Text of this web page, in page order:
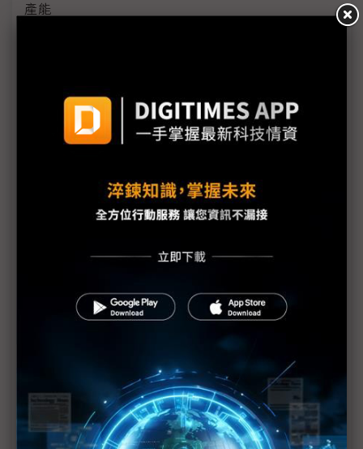
產能
川普10萬美元H-1B簽證費用爭議延燒 美國商會提起
如何綁住晶圓代工龍頭手腳
從DeepSeek到H200鬆綁 盤點NVIDIA 2025年十大
H200效能翻6倍、價格增3成 NVIDIA「清庫存」仍
讓中國動心
豐田目標2026全球生產破千萬輛 HEV需求強勁跨越
電動車放緩影響